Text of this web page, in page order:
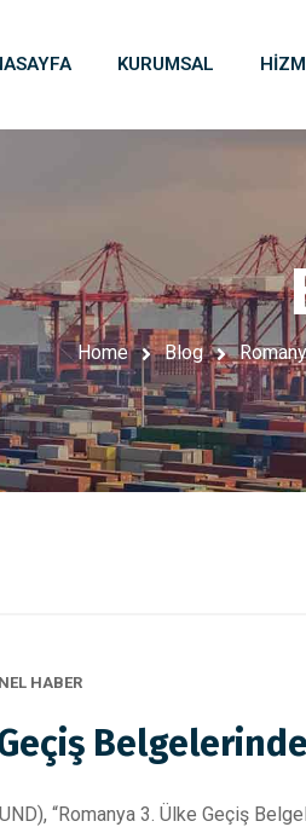
KURUMSAL
Home Blog
HABER
“Romanya 3. Ülke Geçiş